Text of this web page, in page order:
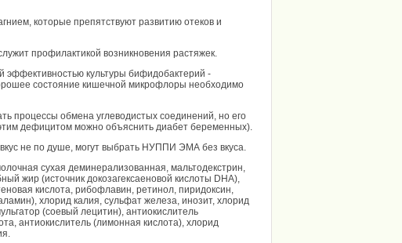
которые препятствуют развитию отеков и
профилактикой возникновения растяжек.
эффективностью культуры бифидобактерий -
состояние кишечной микрофлоры необходимо
процессы обмена углеводистых соединений, но его
дефицитом можно объяснить диабет беременных).
не по душе, могут выбрать НУППИ ЭМА без вкуса.
сухая деминерализованная, мальтодекстрин,
жир (источник докозагексаеновой кислоты DHA),
кислота, рибофлавин, ретинол, пиридоксин,
хлорид калия, сульфат железа, инозит, хлорид
(соевый лецитин), антиокислитель
антиокислитель (лимонная кислота), хлорид